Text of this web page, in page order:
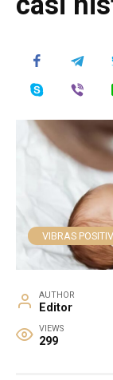
VIBRAS
AUTHOR
Editor
VIEWS
299